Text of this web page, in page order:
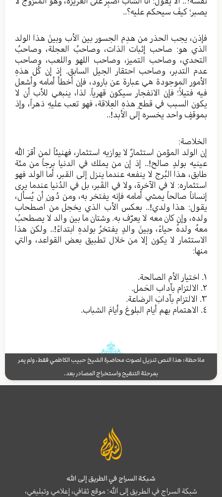
يصبر؛ كيفَ سيحكم عليه؟..
فإذن، يجب الحذر من هدِم الجسور بين الأب وبينَ هذا الولد
الذي هو: صاحب إثبات الذات، وصاحبُ العجلة، وصاحبُ
التحدي، وصاحب التميز، وصاحب اللهو واللعب، وصاحب
عدم التدبر، وصاحب احتقار الجيل السابق. إذ إن كُل هذهِ
الأمور الموجودة هي عبارة عن بارود، فإن أخطأ أمامه وأشعل
فيه فتيلاً؛ فإن الانفجار سيكون قهرياً. لذا، ينبغي للأب أن لا
يكون السبب في قطعِ هذهِ العِلاقة، فهو تعب عليهِ دَهراً، وإذ
بموقفٍ واحد يخسره إلى الأبد!..
الخلاصة:
إن الولد المؤمن استثمارٌ لا يوازيه استثمار، فهنيئاً لمن أقرَ الله
عينيه بولدٍ صالح!.. إذ إن من يملك في الدنيا برجاً من مئة
طابق، هذا البُرج لا ينفعه عندما ينزل إلى القبر، أما الولد فهو
استثماره: لا في الآخرة، ولا في القَبر، بل في الدُنيا عندما يرى
إنساناً صالحاً يمشي أمامه فإنه يفتخر به، ومن دُونِ أن يُسأل،
يقول: هذا ولدي!.. بعكس الأب الذي يخجل من اصطحاب
ولده، وإن كان معه لا يعرّف به. وشتان ما بين والد لا يصطحبُ
معهُ ولدهُ حياءً، وبينَ والدٍ يفتخرُ بولدهِ ابتداءً!.. ولكن هذا
الاستثمار لا يكون إلا من خلال تطبيق بعض القواعد، والتي
منها:
١. اختيار الأم الصالحة.
٢. الالتزام بآداب الحَمل.
٣. الالتزام بآدابَ الرضاعة.
٤. الاهتمام بهم أيام البلوغ وأيامَ الشباب.
ملاحظة: هذا النص تنزيل لصوت محاضرة الشيخ حبيب الكاظمي فقط، ولم يمر
بمرحلة التنقيح واستخراج المصادر بعد.
شبكة السراج في الطريق إلى الله
شبكة السراج في الطريق إلى الله؛ موقع ثقافي، إعلامي وتبليغي،